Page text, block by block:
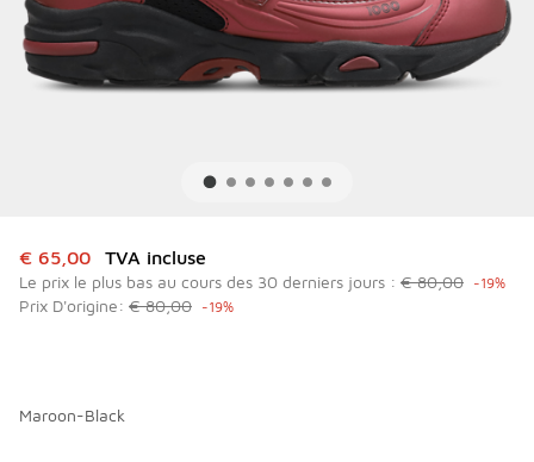
Cet article est en promotion. Prix en baisse de à € 65,00
€ 65,00 TVA incluse
Le prix le plus bas au cours des 30 derniers jours : € 80,00 -19%
Prix D'origine: € 80,00 -19%
Maroon-Black